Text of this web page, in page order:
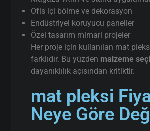
Ofis içi bölme ve dekorasyon
Endüstriyel koruyucu paneller
Özel tasarım mimari projeler
Her proje için kullanılan mat
farklıdır. Bu yüzden malzeme
dayanıklılık açısından kritiktir.
mat pleksi
Neye Göre